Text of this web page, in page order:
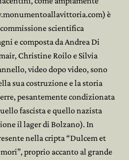
è
scientifica
e composta da Andrea Di
Christine Roilo e Silvia
video dopo video, sono
sua costruzione e la storia
pesantemente condizionata
fascista e quello nazista
il lager di Bolzano). In
nella cripta “Dulcem et
proprio accanto al grande